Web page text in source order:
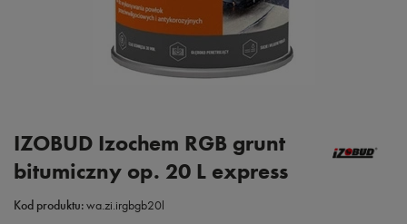
IZOBUD Izochem RGB grunt
bitumiczny op. 20 L express
Kod produktu:wa.zi.irgbgb20l